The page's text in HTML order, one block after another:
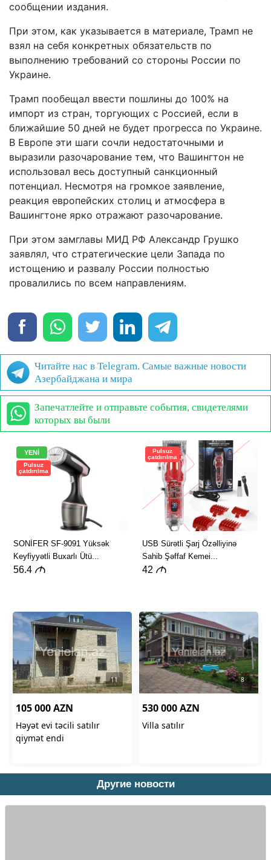
сообщении издания.
При этом, как указывается в материале, Трамп не
взял на себя конкретных обязательств по
выполнению требований со стороны России по
Украине.
Трамп пообещал ввести пошлины до 100% на
импорт из стран, торгующих с Россией, если в
ближайшие 50 дней не будет прогресса по Украине.
В Европе эти шаги сочли недостаточными и
выразили разочарование тем, что Вашингтон не
использовал весь доступный санкционный
потенциал. Несмотря на громкое заявление,
реакция европейских столиц и атмосфера в
Вашингтоне ярко отражают разочарование.
При этом замглавы МИД РФ Александр Грушко
заявлял, что стратегические цели Запада по
истощению и развалу России полностью
провалились по всем направлениям.
Читайте нас в Telegram. Самые важные новости
Азербайджана и мира
Запечатлейте и отправьте события, свидетелями
которых вы были
Другие новости